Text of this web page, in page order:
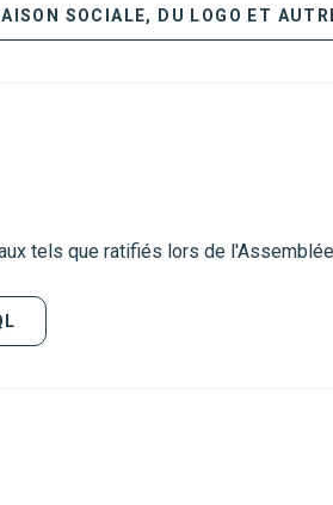
SOCIALE, DU LOGO ET
tels que ratifiés lors de